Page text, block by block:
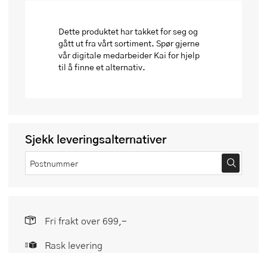
Dette produktet har takket for seg og
gått ut fra vårt sortiment. Spør gjerne
vår digitale medarbeider Kai for hjelp
til å finne et alternativ.
Sjekk leveringsalternativer
Fri frakt over 699,-
Rask levering